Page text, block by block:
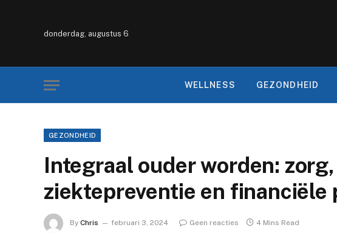
donderdag, augustus 6
WELLNESS GEZONDHEID
GEZONDHEID
Integraal ouder worden:
ziektepreventie en financiële
By Chris februari 3, 2024 Geen reacties 4 Mins Read